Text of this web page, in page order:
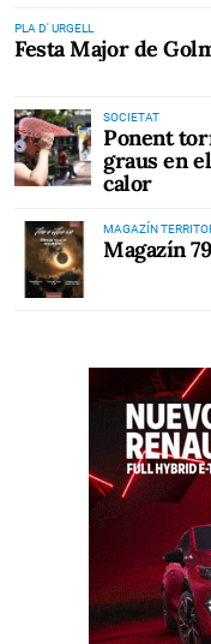
PLA D' URGELL
Festa Major de
SOCIETAT
Ponent
graus en
calor
MAGAZÍN
Magazín 79